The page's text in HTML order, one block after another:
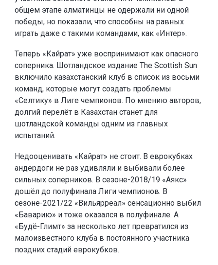
общем этапе алматинцы не одержали ни одной
победы, но показали, что способны на равных
играть даже с такими командами, как «Интер».
Теперь «Кайрат» уже воспринимают как опасного
соперника. Шотландское издание The Scottish Sun
включило казахстанский клуб в список из восьми
команд, которые могут создать проблемы
«Селтику» в Лиге чемпионов. По мнению авторов,
долгий перелёт в Казахстан станет для
шотландской команды одним из главных
испытаний.
Недооценивать «Кайрат» не стоит. В еврокубках
андердоги не раз удивляли и выбивали более
сильных соперников. В сезоне-2018/19 «Аякс»
дошёл до полуфинала Лиги чемпионов. В
сезоне-2021/22 «Вильярреал» сенсационно выбил
«Баварию» и тоже оказался в полуфинале. А
«Будё-Глимт» за несколько лет превратился из
малоизвестного клуба в постоянного участника
поздних стадий еврокубков.